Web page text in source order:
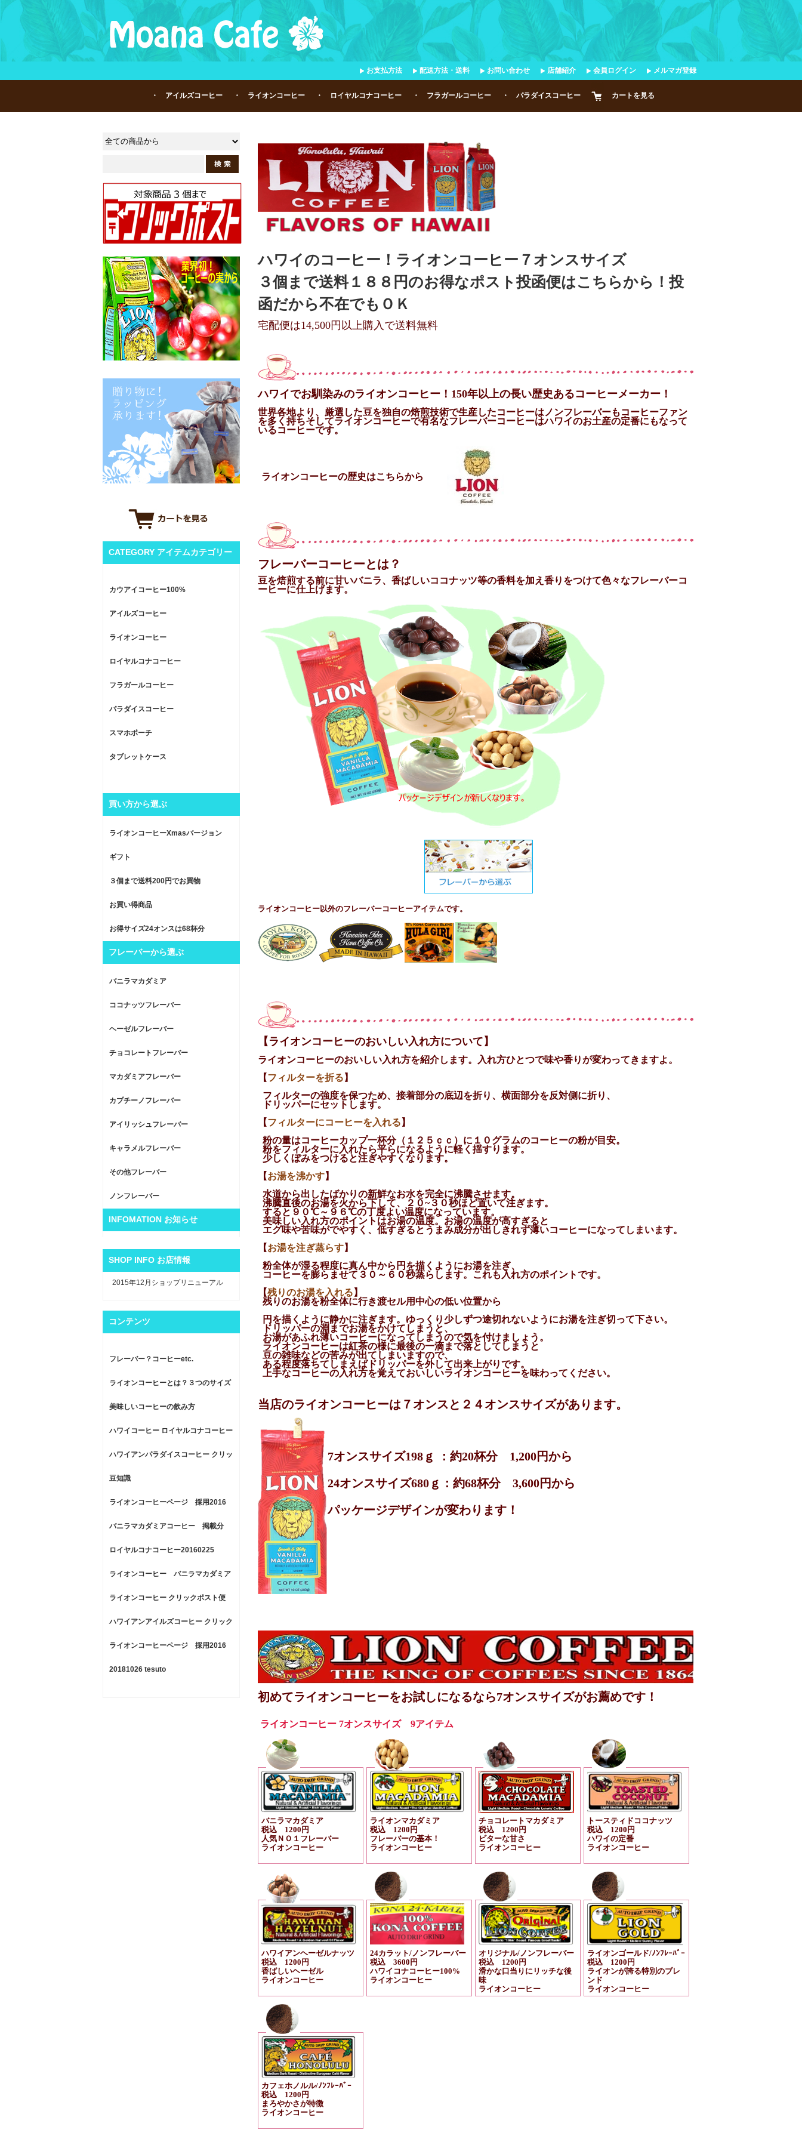
お支払方法 配送方法・送料 お問い合わせ 店舗紹介 会員ログイン メルマガ登録
・ アイルズコーヒー ・ ライオンコーヒー ・ ロイヤルコナコーヒー ・ フラガールコーヒー ・ パラダイスコーヒー カートを見る
ハワイのコーヒー！ライオンコーヒー７オンスサイズ
３個まで送料１８８円のお得なポスト投函便はこちらから！投
函だから不在でもＯＫ
宅配便は14,500円以上購入で送料無料
ハワイでお馴染みのライオンコーヒー！150年以上の長い歴史あるコーヒーメーカー！
世界各地より、厳選した豆を独自の焙煎技術で生産したコーヒーはノンフレーバーもコーヒーファン
を多く持ちそしてライオンコーヒーで有名なフレーバーコーヒーはハワイのお土産の定番にもなって
いるコーヒーです。
ライオンコーヒーの歴史はこちらから
フレーバーコーヒーとは？
豆を焙煎する前に甘いバニラ、香ばしいココナッツ等の香料を加え香りをつけて色々なフレーバーコ
ーヒーに仕上げます。
ライオンコーヒー以外のフレーバーコーヒーアイテムです。
【ライオンコーヒーのおいしい入れ方について】
ライオンコーヒーのおいしい入れ方を紹介します。入れ方ひとつで味や香りが変わってきますよ。
【フィルターを折る 】
フィルターの強度を保つため、接着部分の底辺を折り、横面部分を反対側に折り、
ドリッパーにセットします。
【フィルターにコーヒーを入れる 】
粉の量はコーヒーカップ一杯分（１２５ｃｃ）に１０グラムのコーヒーの粉が目安。
粉をフィルターに入れたら平らになるように軽く揺すります。
少しくぼみをつけると注ぎやすくなります。
【お湯を沸かす】
水道から出したばかりの新鮮なお水を完全に沸騰させます。
沸騰直後のお湯を火から下して、２０~３０秒ほど置いて注ぎます。
すると９０℃～９６℃の丁度よい温度になっています。
美味しい入れ方のポイントはお湯の温度。お湯の温度が高すぎると
エグ味や苦味がでやすく、低すぎるとうまみ成分が出しきれず薄いコーヒーになってしまいます。
【お湯を注ぎ蒸らす】
粉全体が湿る程度に真ん中から円を描くようにお湯を注ぎ、
コーヒーを膨らませて３０～６０秒蒸らします。これも入れ方のポイントです。
【残りのお湯を入れる 】
残りのお湯を粉全体に行き渡セル用中心の低い位置から
円を描くように静かに注ぎます。ゆっくり少しずつ途切れないようにお湯を注ぎ切って下さい。
ドリッパーの淵までお湯をかけてしまうと、
お湯があふれ薄いコーヒーになってしまうので気を付けましょう。
ライオンコーヒーは紅茶の様に最後の一滴まで落としてしまうと
豆の雑味などの苦みが出てしまいますので、
ある程度落ちてしまえばドリッパーを外して出来上がりです。
上手なコーヒーの入れ方を覚えておいしいライオンコーヒーを味わってください。
当店のライオンコーヒーは７オンスと２４オンスサイズがあります。
7オンスサイズ198ｇ ：約20杯分 1,200円から
24オンスサイズ680ｇ：約68杯分 3,600円から
パッケージデザインが変わります！
初めてライオンコーヒーをお試しになるなら7オンスサイズがお薦めです！
ライオンコーヒー 7オンスサイズ 9アイテム
バニラマカダミア
税込 1200円
人気ＮＯ１フレーバー
ライオンコーヒー
ライオンマカダミア
税込 1200円
フレーバーの基本！
ライオンコーヒー
チョコレートマカダミア
税込 1200円
ビターな甘さ
ライオンコーヒー
トースティドココナッツ
税込 1200円
ハワイの定番
ライオンコーヒー
ハワイアンヘーゼルナッツ
税込 1200円
香ばしいヘーゼル
ライオンコーヒー
24カラット/ノンフレーバー
税込 3600円
ハワイコナコーヒー100%
ライオンコーヒー
オリジナル/ノンフレーバー
税込 1200円
滑かな口当りにリッチな後
味
ライオンコーヒー
ライオンゴールド/ﾉﾝﾌﾚｰﾊﾞｰ
税込 1200円
ライオンが誇る特別のブレ
ンド
ライオンコーヒー
カフェホノルル/ﾉﾝﾌﾚｰﾊﾞｰ
税込 1200円
まろやかさが特徴
ライオンコーヒー
CATEGORY アイテムカテゴリー
カウアイコーヒー100%
アイルズコーヒー
ライオンコーヒー
ロイヤルコナコーヒー
フラガールコーヒー
パラダイスコーヒー
スマホポーチ
タブレットケース
買い方から選ぶ
ライオンコーヒーXmasバージョン
ギフト
３個まで送料200円でお買物
お買い得商品
お得サイズ24オンスは68杯分
フレーバーから選ぶ
バニラマカダミア
ココナッツフレーバー
ヘーゼルフレーバー
チョコレートフレーバー
マカダミアフレーバー
カプチーノフレーバー
アイリッシュフレーバー
キャラメルフレーバー
その他フレーバー
ノンフレーバー
INFOMATION お知らせ
SHOP INFO お店情報
2015年12月ショップリニューアル
コンテンツ
フレーバー？コーヒーetc.
ライオンコーヒーとは？３つのサイズ
があります！
美味しいコーヒーの飲み方
ハワイコーヒー ロイヤルコナコーヒー
クリックポスト便
ハワイアンパラダイスコーヒー クリッ
クポスト便
豆知識
ライオンコーヒーページ 採用2016
0202
バニラマカダミアコーヒー 掲載分
ロイヤルコナコーヒー20160225
ライオンコーヒー バニラマカダミア
特集20160226
ライオンコーヒー クリックポスト便
ハワイアンアイルズコーヒー クリック
ポスト便
ライオンコーヒーページ 採用2016
0202 予備
20181026 tesuto